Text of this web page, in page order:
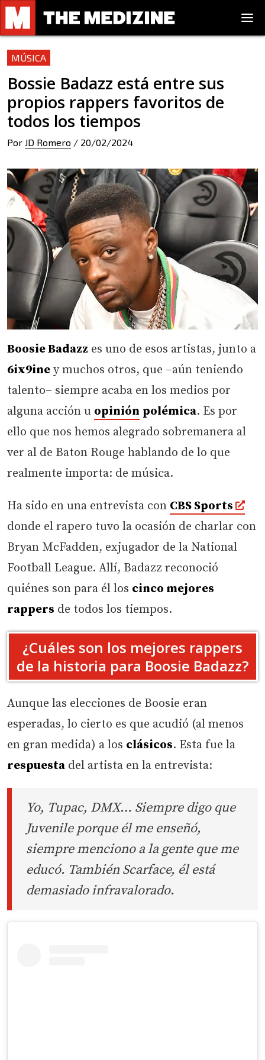
MÚSICA
Bossie Badazz está entre sus
propios rappers favoritos de
todos los tiempos
Por JD Romero / 20/02/2024
Boosie Badazz es uno de esos artistas, junto a
6ix9ine y muchos otros, que –aún teniendo
talento– siempre acaba en los medios por
alguna acción u opinión polémica. Es por
ello que nos hemos alegrado sobremanera al
ver al de Baton Rouge hablando de lo que
realmente importa: de música.
Ha sido en una entrevista con CBS Sports
donde el rapero tuvo la ocasión de charlar con
Bryan McFadden, exjugador de la National
Football League. Allí, Badazz reconoció
quiénes son para él los cinco mejores
rappers de todos los tiempos.
¿Cuáles son los mejores rappers
de la historia para Boosie Badazz?
Aunque las elecciones de Boosie eran
esperadas, lo cierto es que acudió (al menos
en gran medida) a los clásicos. Esta fue la
respuesta del artista en la entrevista:
Yo, Tupac, DMX… Siempre digo que
Juvenile porque él me enseñó,
siempre menciono a la gente que me
educó. También Scarface, él está
demasiado infravalorado.